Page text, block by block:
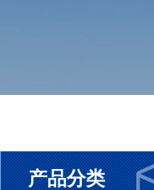
产品分类